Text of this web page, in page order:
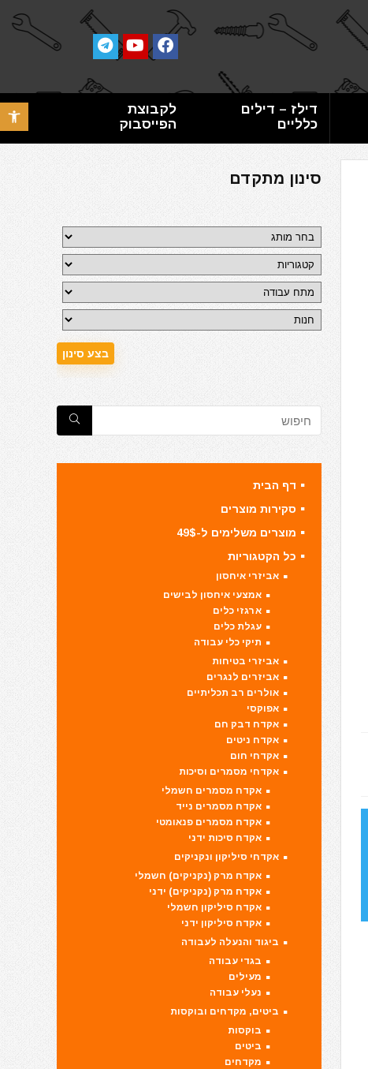
פתח
דילז – דילים
כלליים
לקבוצת
הפייסבוק
סינון מתקדם
דף הבית
סקירות מוצרים
מוצרים משלימים ל-49$
כל הקטגוריות
אביזרי איחסון
אמצעי איחסון לבישים
ארגזי כלים
עגלת כלים
תיקי כלי עבודה
אביזרי בטיחות
אביזרים לנגרים
אולרים רב תכליתיים
אפוקסי
אקדח דבק חם
אקדח ניטים
אקדחי חום
אקדחי מסמרים וסיכות
אקדח מסמרים חשמלי
אקדח מסמרים נייד
אקדח מסמרים פנאומטי
אקדח סיכות ידני
אקדחי סיליקון ונקניקים
אקדח מרק (נקניקים) חשמלי
אקדח מרק (נקניקים) ידני
אקדח סיליקון חשמלי
אקדח סיליקון ידני
ביגוד והנעלה לעבודה
בגדי עבודה
מעילים
נעלי עבודה
ביטים, מקדחים ובוקסות
בוקסות
ביטים
מקדחים